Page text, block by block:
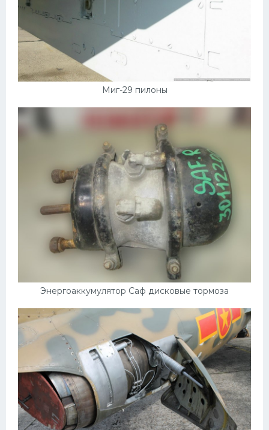
Миг-29 пилоны
Энергоаккумулятор Саф дисковые тормоза